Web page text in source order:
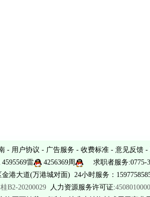
- 用户协议 - 广告服务 - 收费标准 - 意见反馈 -
4595569雷 4256369周
求职者服务:0775-
港大道(万港城对面) 24小时服务：
桂B2-20200029 人力资源服务许可证: